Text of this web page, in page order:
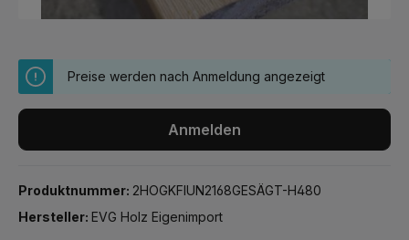
Preise werden nach Anmeldung angezeigt
Anmelden
Produktnummer: 2HOGKFIUN2168GESÄGT-H480
Hersteller: EVG Holz Eigenimport